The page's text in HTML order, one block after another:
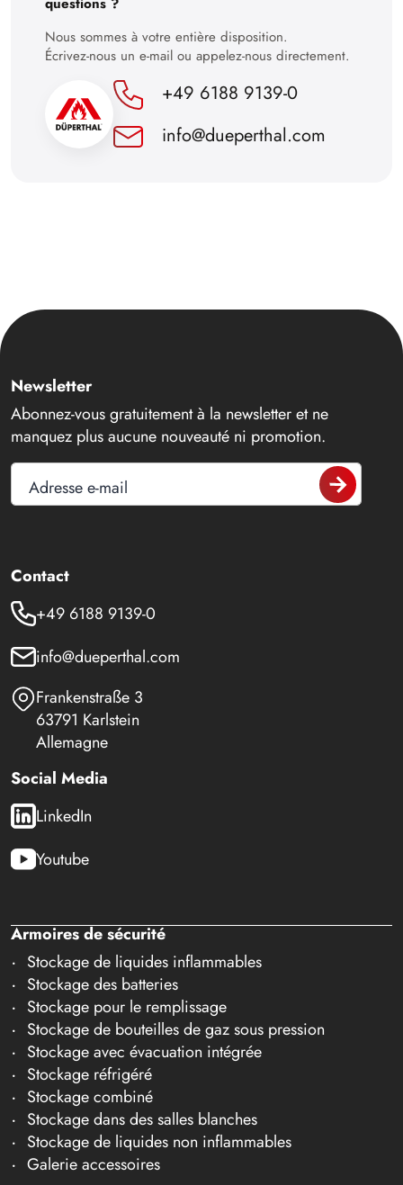
Nous sommes à votre entière disposition.
Écrivez-nous un e-mail ou appelez-nous directement.
+49 6188 9139-0
info@dueperthal.com
Newsletter
Abonnez-vous gratuitement à la newsletter et ne
manquez plus aucune nouveauté ni promotion.
Adresse e-mail
Contact
+49 6188 9139-0
info@dueperthal.com
Frankenstraße 3
63791 Karlstein
Allemagne
Social Media
LinkedIn
Youtube
Armoires de sécurité
Stockage de liquides inflammables
Stockage des batteries
Stockage pour le remplissage
Stockage de bouteilles de gaz sous pression
Stockage avec évacuation intégrée
Stockage réfrigéré
Stockage combiné
Stockage dans des salles blanches
Stockage de liquides non inflammables
Galerie accessoires